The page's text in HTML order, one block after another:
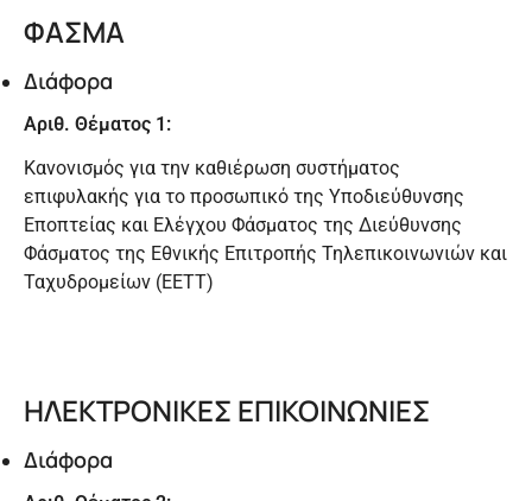
ΦΑΣΜΑ
Διάφορα
Αριθ. Θέματος 1:
Κανονισμός για την καθιέρωση συστήματος
επιφυλακής για το προσωπικό της Υποδιεύθυνσης
Εποπτείας και Ελέγχου Φάσματος της Διεύθυνσης
Φάσματος της Εθνικής Επιτροπής Τηλεπικοινωνιών και
Ταχυδρομείων (ΕΕΤΤ)
ΗΛΕΚΤΡΟΝΙΚΕΣ ΕΠΙΚΟΙΝΩΝΙΕΣ
Διάφορα